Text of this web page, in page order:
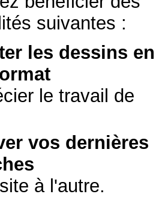
suivantes :
les dessins en
le travail de
vos dernières
à l'autre.